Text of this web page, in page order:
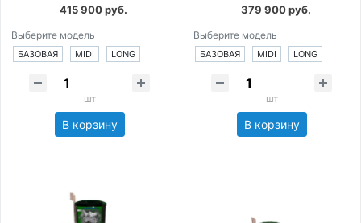
415 900 руб.
Выберите модель
БАЗОВАЯ MIDI LONG
шт
В корзину
379 900 руб.
Выберите модель
БАЗОВАЯ MIDI LONG
шт
В корзину